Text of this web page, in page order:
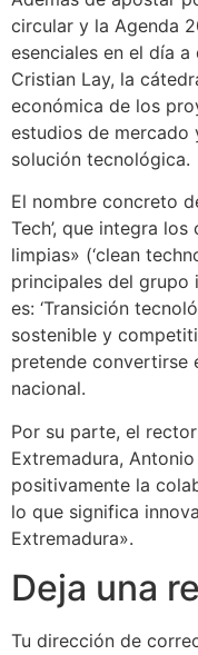
circular y la Agenda
esenciales en el día
Cristian Lay, la
económica de los
estudios de mercado
solución tecnológica.
El nombre concreto
Tech’, que integra
limpias» (‘clean
principales del grupo
es: ‘Transición
sostenible y
pretende convertirse
nacional.
Por su parte, el
Extremadura,
positivamente la
lo que significa
Extremadura».
Deja una
Tu dirección de